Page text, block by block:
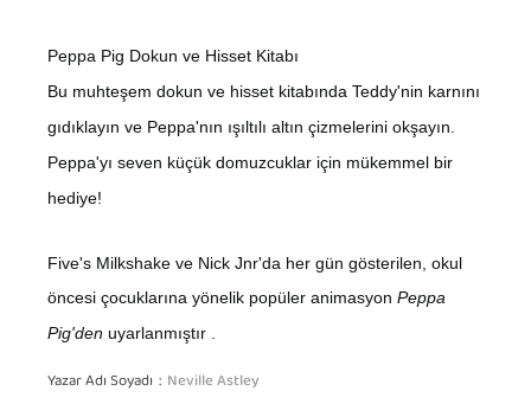
Peppa Pig Dokun ve Hisset Kitabı
Bu muhteşem dokun ve hisset kitabında Teddy'nin karnını
gıdıklayın ve Peppa'nın ışıltılı altın çizmelerini okşayın.
Peppa'yı seven küçük domuzcuklar için mükemmel bir
hediye!
Five's Milkshake ve Nick Jnr'da her gün gösterilen, okul
öncesi çocuklarına yönelik popüler animasyon Peppa
Pig'den uyarlanmıştır .
Yazar Adı Soyadı Neville Astley